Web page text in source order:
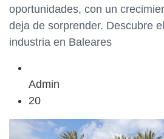
oportunidades, con un
deja de sorprender. Descubre
industria en Baleares
Admin
20